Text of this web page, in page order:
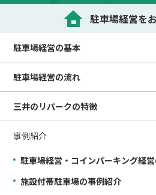
駐車場経営を
駐車場経営の基本
駐車場経営の流れ
三井のリパークの特徴
事例紹介
駐車場経営・コインパーキング経
施設付帯駐車場の事例紹介